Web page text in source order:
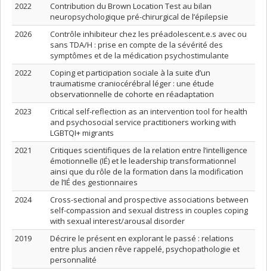
2022
Contribution du Brown Location Test au bilan
neuropsychologique pré-chirurgical de l’épilepsie
2026
Contrôle inhibiteur chez les préadolescent.e.s avec ou
sans TDA/H : prise en compte de la sévérité des
symptômes et de la médication psychostimulante
2022
Coping et participation sociale à la suite d’un
traumatisme craniocérébral léger : une étude
observationnelle de cohorte en réadaptation
2023
Critical self-reflection as an intervention tool for health
and psychosocial service practitioners working with
LGBTQI+ migrants
2021
Critiques scientifiques de la relation entre l’intelligence
émotionnelle (IÉ) et le leadership transformationnel
ainsi que du rôle de la formation dans la modification
de l’IÉ des gestionnaires
2024
Cross-sectional and prospective associations between
self-compassion and sexual distress in couples coping
with sexual interest/arousal disorder
2019
Décrire le présent en explorant le passé : relations
entre plus ancien rêve rappelé, psychopathologie et
personnalité